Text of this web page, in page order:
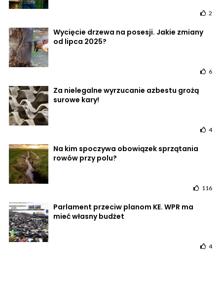
2
Wycięcie drzewa na posesji. Jakie zmiany
od lipca 2025?
6
Za nielegalne wyrzucanie azbestu grożą
surowe kary!
4
Na kim spoczywa obowiązek sprzątania
rowów przy polu?
116
Parlament przeciw planom KE. WPR ma
mieć własny budżet
4